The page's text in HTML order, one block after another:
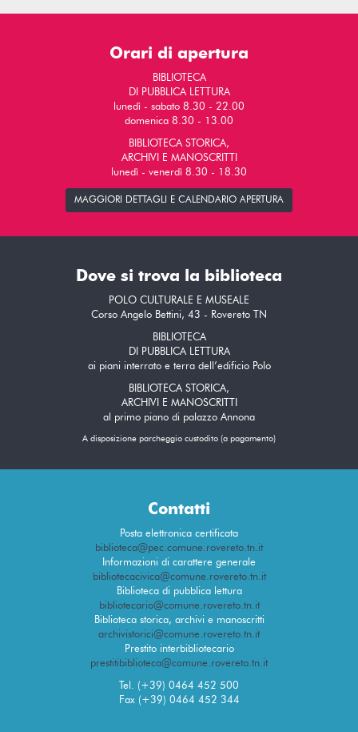
Orari di apertura
BIBLIOTECA
DI PUBBLICA LETTURA
lunedì - sabato 8.30 - 22.00
domenica 8.30 - 13.00
BIBLIOTECA STORICA,
ARCHIVI E MANOSCRITTI
lunedì - venerdì 8.30 - 18.30
MAGGIORI DETTAGLI E CALENDARIO APERTURA
Dove si trova la biblioteca
POLO CULTURALE E MUSEALE
Corso Angelo Bettini, 43 - Rovereto TN
BIBLIOTECA
DI PUBBLICA LETTURA
ai piani interrato e terra dell’edificio Polo
BIBLIOTECA STORICA,
ARCHIVI E MANOSCRITTI
al primo piano di palazzo Annona
A disposizione parcheggio custodito (a pagamento)
Contatti
Posta elettronica certificata
biblioteca@pec.comune.rovereto.tn.it
Informazioni di carattere generale
bibliotecacivica@comune.rovereto.tn.it
Biblioteca di pubblica lettura
bibliotecario@comune.rovereto.tn.it
Biblioteca storica, archivi e manoscritti
archivistorici@comune.rovereto.tn.it
Prestito interbibliotecario
prestitibiblioteca@comune.rovereto.tn.it
Tel. (+39) 0464 452 500
Fax (+39) 0464 452 344